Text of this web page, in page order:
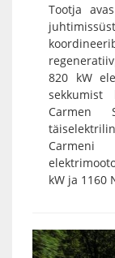
Tootja
820 kW
sekkumist
Carmen
kW ja 1160